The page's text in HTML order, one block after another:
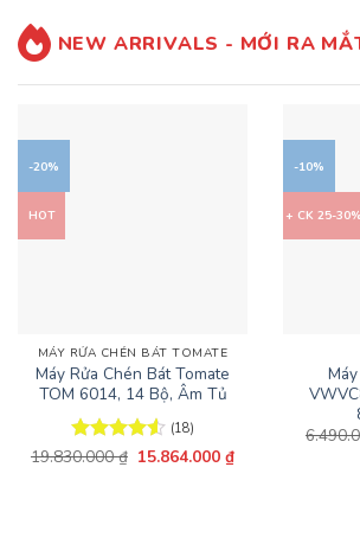
NEW ARRIVALS - MỚI RA
-20%
HOT
MÁY RỬA CHÉN BÁT TOMATE
Máy Rửa Chén Bát Tomate
TOM 6014, 14 Bộ, Âm Tủ
Được xếp
(18)
19.830.000₫ Giá
15.864.000₫Giá
-10%
+ CK 25-30%